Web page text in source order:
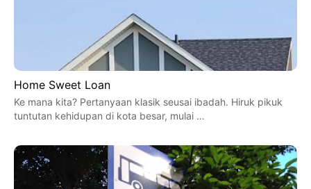
Home Sweet Loan
Ke mana kita? Pertanyaan klasik seusai ibadah. Hiruk pikuk
tuntutan kehidupan di kota besar, mulai …